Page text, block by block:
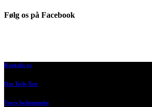
Følg os på Facebook
Kontakt os
Om Tech-Test
Vores bedømmelse